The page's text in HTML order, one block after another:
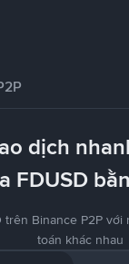
dịch
FDUSD
trên Binance P2P
toán khác nhau